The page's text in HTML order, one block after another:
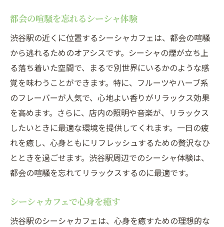
都会の喧騒を忘れるシーシャ体験
渋谷駅の近くに位置するシーシャカフェは、都会の喧騒
から逃れるためのオアシスです。シーシャの煙が立ち上
る落ち着いた空間で、まるで別世界にいるかのような感
覚を味わうことができます。特に、フルーツやハーブ系
のフレーバーが人気で、心地よい香りがリラックス効果
を高めます。さらに、店内の照明や音楽が、リラックス
したいときに最適な環境を提供してくれます。一日の疲
れを癒し、心身ともにリフレッシュするための贅沢なひ
とときを過ごせます。渋谷駅周辺でのシーシャ体験は、
都会の喧騒を忘れてリラックスするのに最適です。
シーシャカフェで心身を癒す
渋谷駅のシーシャカフェは、心身を癒すための理想的な